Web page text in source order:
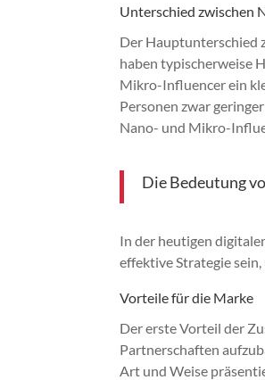
Unterschied zwischen
Der Hauptunterschied
haben typischerweise
Mikro-Influencer ein
Personen zwar
Nano- und Mikro-
Die Bedeutung
In der heutigen
effektive Strategie
Vorteile für die Marke
Der erste Vorteil der
Partnerschaften
Art und Weise